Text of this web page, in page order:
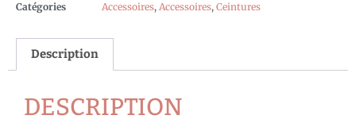
Catégories
Accessoires, Accessoires, Ceintures
Description
DESCRIPTION